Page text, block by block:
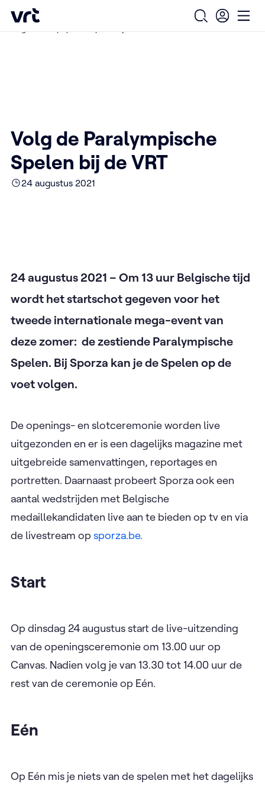
Ga naar de hoofdinhoud
VRT (home)
Open
Home /
Volg de Paralympische
Spelen bij de VRT
24 augustus 2021
24 augustus 2021 – Om 13 uur Belgische tijd
wordt het startschot gegeven voor het
tweede internationale mega-event van
deze zomer: de zestiende Paralympische
Spelen. Bij Sporza kan je de Spelen op de
voet volgen.
De openings- en slotceremonie worden live
uitgezonden en er is een dagelijks magazine met
uitgebreide samenvattingen, reportages en
portretten. Daarnaast probeert Sporza ook een
aantal wedstrijden met Belgische
medaillekandidaten live aan te bieden op tv en via
de livestream op sporza.be.
Start
Op dinsdag 24 augustus start de live-uitzending
van de openingsceremonie om 13.00 uur op
Canvas. Nadien volg je van 13.30 tot 14.00 uur de
rest van de ceremonie op Eén.
Eén
Op Eén mis je niets van de spelen met het dagelijks